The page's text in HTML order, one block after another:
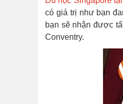
có giá trị như bạn
bạn sẽ nhận được
Conventry.